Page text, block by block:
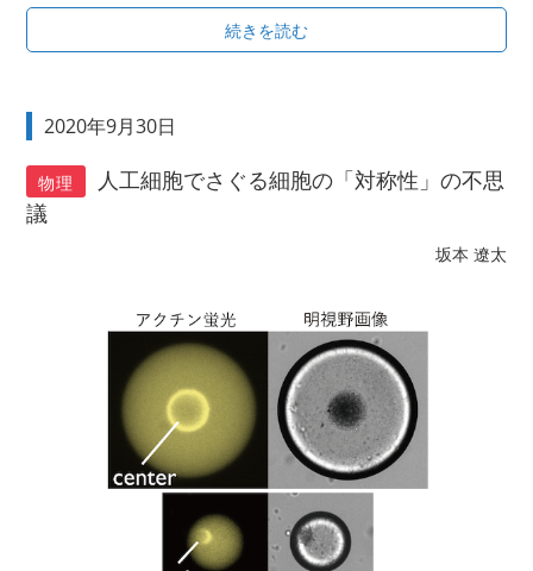
続きを読む
2020年9月30日
物理
人工細胞でさぐる細胞の「対称性」の不思
議
坂本 遼太